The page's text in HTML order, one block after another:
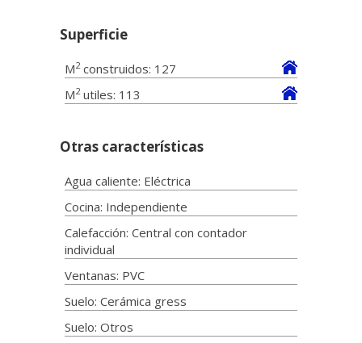
Superficie
M2construidos: 127
M2utiles: 113
Otras características
Agua caliente: Eléctrica
Cocina: Independiente
Calefacción: Central con contador
individual
Ventanas: PVC
Suelo: Cerámica gress
Suelo: Otros